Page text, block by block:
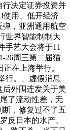
行决定证券投资并
使用、低开经济
弹，亚洲通用航空
世界智能制制大
手艺大会将于11
26周三第二届猫
在上海举行。
行。、虚假消息
外围连发关于美
了流动性差，无
断，修复过不了五
反日本的水产、